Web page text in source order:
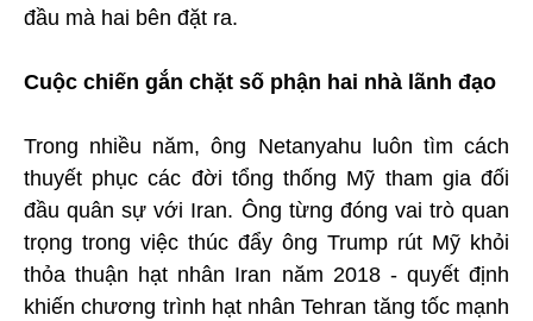
đầu mà hai bên đặt ra.
Cuộc chiến gắn chặt số phận hai nhà lãnh đạo
Trong nhiều năm, ông Netanyahu luôn tìm cách
thuyết phục các đời tổng thống Mỹ tham gia đối
đầu quân sự với Iran. Ông từng đóng vai trò quan
trọng trong việc thúc đẩy ông Trump rút Mỹ khỏi
thỏa thuận hạt nhân Iran năm 2018 - quyết định
khiến chương trình hạt nhân Tehran tăng tốc mạnh